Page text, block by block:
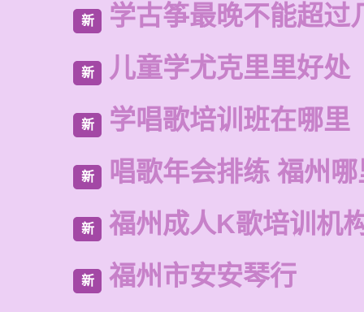
新 学古筝最晚不能超过
新 儿童学尤克里里好处
新 学唱歌培训班在哪里
新 唱歌年会排练 福州
新 福州成人K歌培训机
新 福州市安安琴行